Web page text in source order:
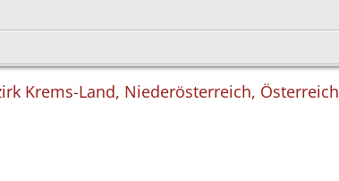
Krems-Land, Niederösterreich, Österreich